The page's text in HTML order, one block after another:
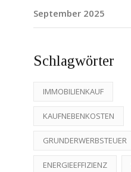
September 2025
Schlagwörter
IMMOBILIENKAUF
KAUFNEBENKOSTEN
GRUNDERWERBSTEUER
ENERGIEEFFIZIENZ